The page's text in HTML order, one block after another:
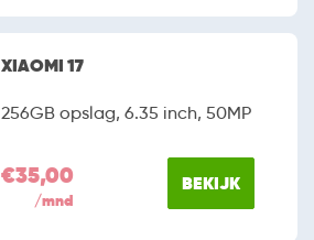
XIAOMI 17
256GB opslag, 6.35 inch, 50MP
€35,00
/mnd
BEKIJK